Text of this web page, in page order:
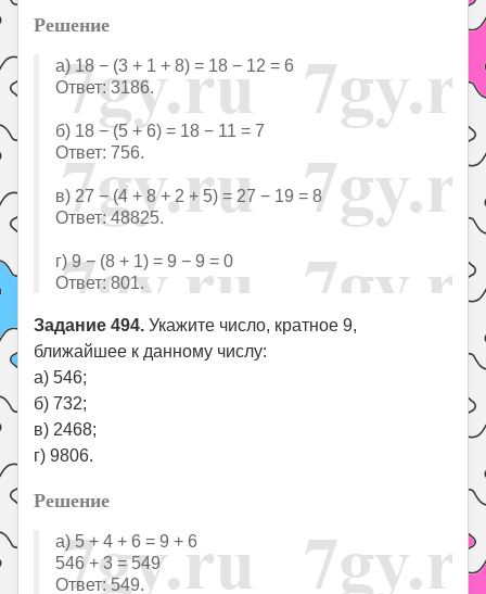
Решение
а) 18 − (3 + 1 + 8) = 18 − 12 = 6
Ответ: 3186.
б) 18 − (5 + 6) = 18 − 11 = 7
Ответ: 756.
в) 27 − (4 + 8 + 2 + 5) = 27 − 19 = 8
Ответ: 48825.
г) 9 − (8 + 1) = 9 − 9 = 0
Ответ: 801.
Задание 494. Укажите число, кратное 9,
ближайшее к данному числу:
а) 546;
б) 732;
в) 2468;
г) 9806.
Решение
а) 5 + 4 + 6 = 9 + 6
546 + 3 = 549
Ответ: 549.